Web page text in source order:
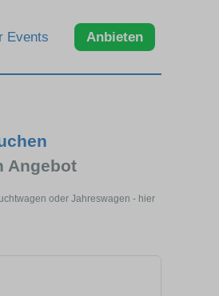
Events Anbieten
Angebot
oder Jahreswagen - hier